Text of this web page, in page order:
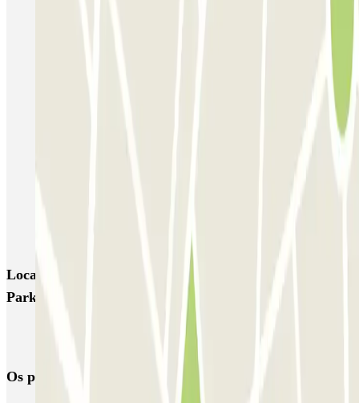
Kingparking Bari - Car Valet - Aeroporto Palese - Scoperto
Locais e eventos interessantes próximos de Canyon
Parking - Shuttle - Stazione & Porto di Bari
Parque de estacionamento em Aeroporto de Bari - Palese - Karol
Os parques de estacionamento mais reservados